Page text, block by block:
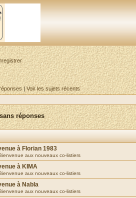
|Voir les sujets récents
réponses
à Florian 1983
aux nouveaux co-listiers
à KIMA
aux nouveaux co-listiers
à Nabla
aux nouveaux co-listiers